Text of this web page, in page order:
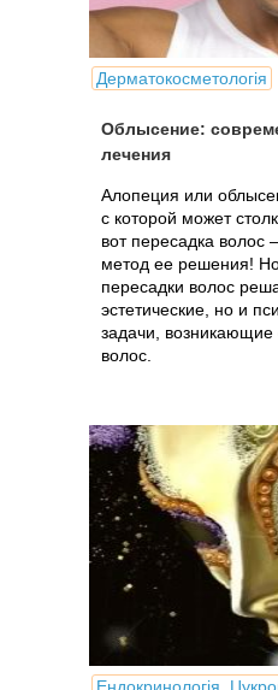
Дерматокосметологія
Облысение:
лечения
Алопеция или
с которой может
вот пересадка волос
метод ее решения!
пересадки волос
эстетические, но и
задачи,
волос.